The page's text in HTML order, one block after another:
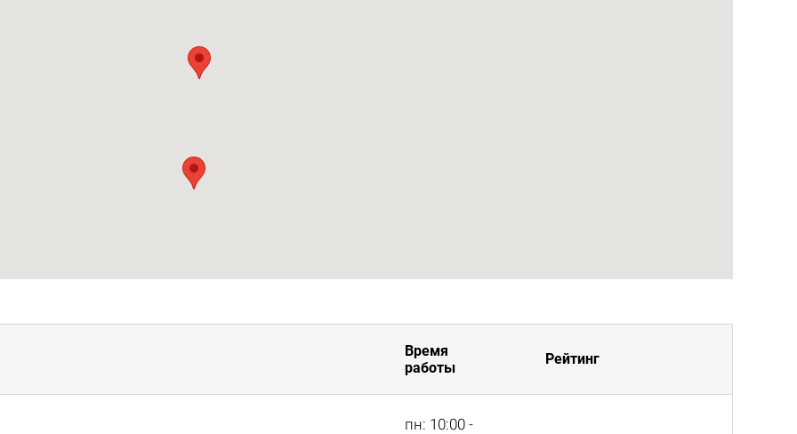
Время
работы
Рейтинг
пн: 10:00 -